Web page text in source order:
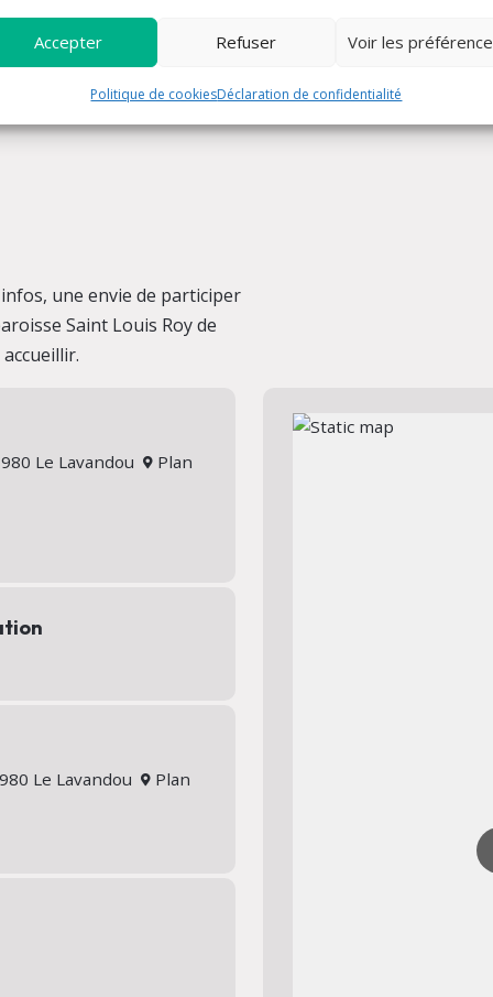
Accepter Refuser Voir les
Politique de cookiesDéclaration de confidentialité
une envie de participer
Saint Louis Roy de
Le Lavandou
Plan
Le Lavandou
Plan